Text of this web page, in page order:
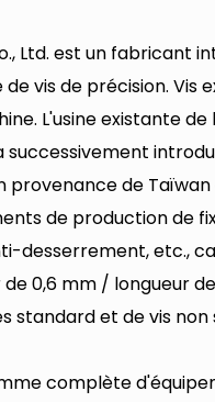
Ltd. est un fabricant
vis de précision. Vis
. L'usine existante
de
de production de
desserrement, etc.,
0,6 mm / longueur
standard et de vis
complète